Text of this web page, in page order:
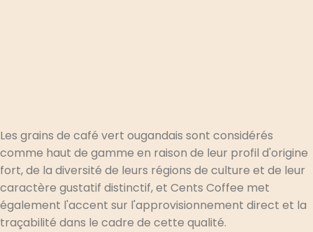
Les grains de café vert ougandais sont considérés
comme haut de gamme en raison de leur profil d'origine
fort, de la diversité de leurs régions de culture et de leur
caractère gustatif distinctif, et Cents Coffee met
également l'accent sur l'approvisionnement direct et la
traçabilité dans le cadre de cette qualité.